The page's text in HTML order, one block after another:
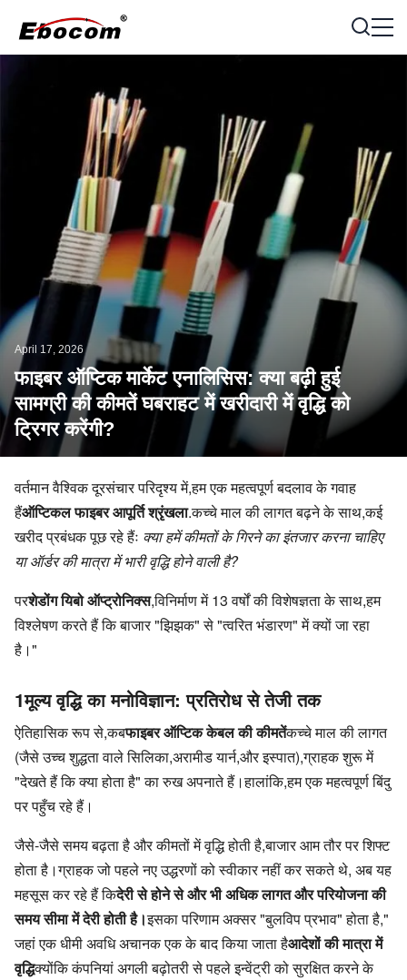
April 17, 2026
फाइबर ऑप्टिक मार्केट एनालिसिस: क्या बढ़ी हुई
सामग्री की कीमतें घबराहट में खरीदारी में वृद्धि को
ट्रिगर करेंगी?
वर्तमान वैश्विक दूरसंचार परिदृश्य में,हम एक महत्वपूर्ण बदलाव के गवाह
हैंऑप्टिकल फाइबर आपूर्ति श्रृंखला.कच्चे माल की लागत बढ़ने के साथ,कई
खरीद प्रबंधक पूछ रहे हैंः क्या हमें कीमतों के गिरने का इंतजार करना चाहिए
या ऑर्डर की मात्रा में भारी वृद्धि होने वाली है?
परशेडोंग यिबो ऑप्ट्रोनिक्स,विनिर्माण में 13 वर्षों की विशेषज्ञता के साथ,हम
विश्लेषण करते हैं कि बाजार "झिझक" से "त्वरित भंडारण" में क्यों जा रहा
है।"
1मूल्य वृद्धि का मनोविज्ञान: प्रतिरोध से तेजी तक
ऐतिहासिक रूप से,कबफाइबर ऑप्टिक केबल की कीमतेंकच्चे माल की लागत
(जैसे उच्च शुद्धता वाले सिलिका,अरामीड यार्न,और इस्पात),ग्राहक शुरू में
"देखते हैं कि क्या होता है" का रुख अपनाते हैं।हालांकि,हम एक महत्वपूर्ण बिंदु
पर पहुँच रहे हैं।
जैसे-जैसे समय बढ़ता है और कीमतों में वृद्धि होती है,बाजार आम तौर पर शिफ्ट
होता है।ग्राहक जो पहले नए उद्धरणों को स्वीकार नहीं कर सकते थे, अब यह
महसूस कर रहे हैं किदेरी से होने से और भी अधिक लागत और परियोजना की
समय सीमा में देरी होती है।इसका परिणाम अक्सर "बुलविप प्रभाव" होता है,"
जहां एक धीमी अवधि अचानक एक के बाद किया जाता हैआदेशों की मात्रा में
वृद्धिक्योंकि कंपनियां अगली बढ़ोतरी से पहले इन्वेंट्री को सुरक्षित करने के